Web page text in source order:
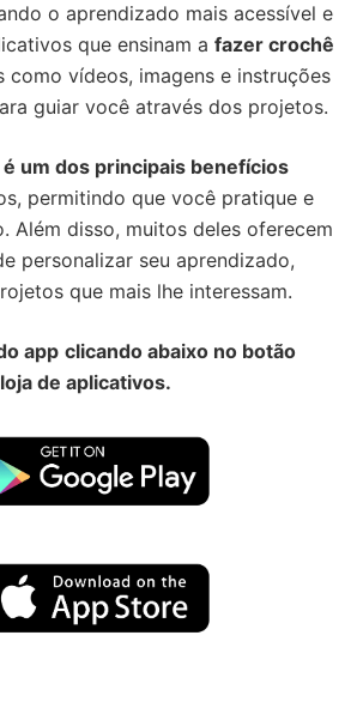
o aprendizado mais acessível e
que ensinam a fazer crochê
como vídeos, imagens e instruções
guiar você através dos projetos.
um dos principais benefícios
permitindo que você pratique e
Além disso, muitos deles oferecem
personalizar seu aprendizado,
que mais lhe interessam.
app clicando abaixo no botão
de aplicativos.